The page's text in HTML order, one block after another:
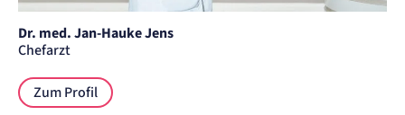
Dr. med. Jan-Hauke Jens
Chefarzt
Zum Profil
Website nutzen.
Matelso Telefontracking